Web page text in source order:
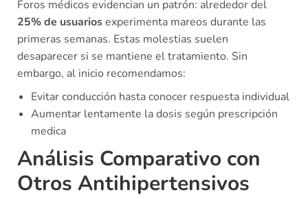
Foros médicos evidencian un patrón: alrededor del
25% de usuariosexperimenta mareos durante las
primeras semanas. Estas molestias suelen
desaparecer si se mantiene el tratamiento. Sin
embargo, al inicio recomendamos:
Evitar conducción hasta conocer respuesta individual
Aumentar lentamente la dosis según prescripción
medica
Análisis Comparativo con
Otros Antihipertensivos